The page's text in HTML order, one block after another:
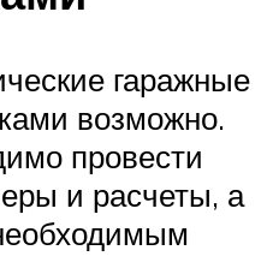
гаражные
возможно.
провести
и расчеты, а